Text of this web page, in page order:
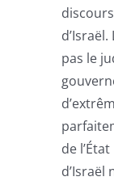
pas le
de